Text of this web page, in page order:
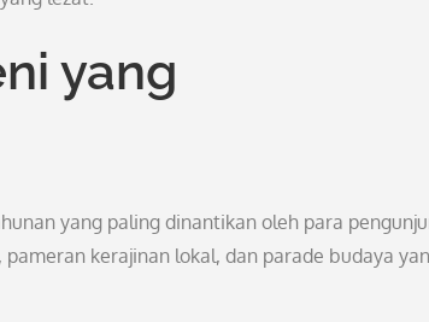
yang
yang paling dinantikan oleh para
kerajinan lokal, dan parade budaya